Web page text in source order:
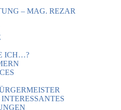
– MAG. REZAR
ICH…?